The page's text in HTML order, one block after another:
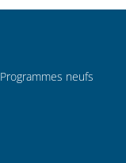
Programmes neufs